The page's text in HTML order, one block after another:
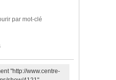
par mot-clé
"http://www.centre-